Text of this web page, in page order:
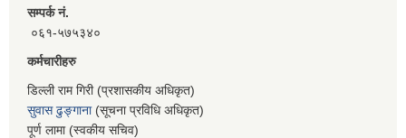
सम्पर्क नं.
०६१-५७५३४०
कर्मचारीहरु
डिल्ली राम गिरी (प्रशासकीय अधिकृत)
सुवास ढुङ्गाना(सूचना प्रविधि अधिकृत)
पूर्ण लामा (स्वकीय सचिव)